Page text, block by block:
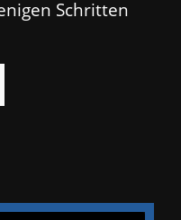
Schritten